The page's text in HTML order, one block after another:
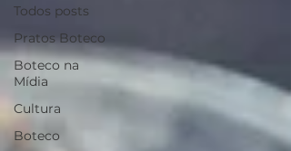
Todos posts
Pratos Boteco
Boteco na
Mídia
Cultura
Boteco